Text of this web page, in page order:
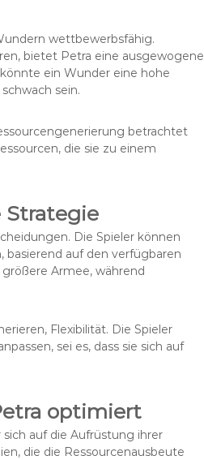
wettbewerbsfähig.
bietet Petra eine ausgewogene
ein Wunder eine hohe
sein.
betrachtet
die sie zu einem
Strategie
Die Spieler können
basierend auf den verfügbaren
Armee, während
Flexibilität. Die Spieler
sei es, dass sie sich auf
optimiert
auf die Aufrüstung ihrer
die die Ressourcenausbeute